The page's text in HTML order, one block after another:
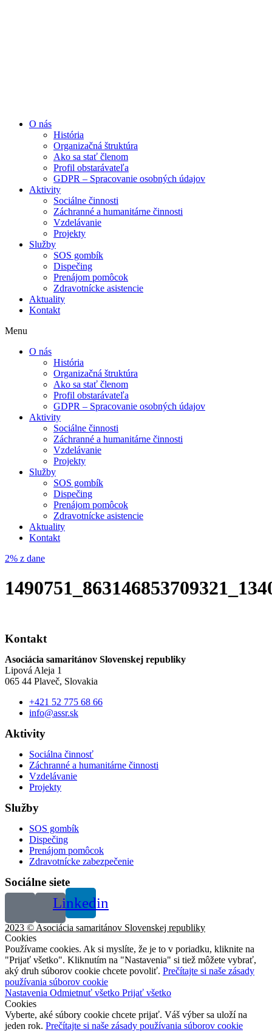
O nás
História
Organizačná štruktúra
Ako sa stať členom
Profil obstarávateľa
GDPR – Spracovanie osobných údajov
Aktivity
Sociálne činnosti
Záchranné a humanitárne činnosti
Vzdelávanie
Projekty
Služby
SOS gombík
Dispečing
Prenájom pomôcok
Zdravotnícke asistencie
Aktuality
Kontakt
Menu
O nás
História
Organizačná štruktúra
Ako sa stať členom
Profil obstarávateľa
GDPR – Spracovanie osobných údajov
Aktivity
Sociálne činnosti
Záchranné a humanitárne činnosti
Vzdelávanie
Projekty
Služby
SOS gombík
Dispečing
Prenájom pomôcok
Zdravotnícke asistencie
Aktuality
Kontakt
2% z dane
Kontakt
Asociácia samaritánov Slovenskej republiky
Lipová Aleja 1
065 44 Plaveč, Slovakia
+421 52 775 68 66
info@assr.sk
Aktivity
Sociálna činnosť
Záchranné a humanitárne činnosti
Vzdelávanie
Projekty
Služby
SOS gombík
Dispečing
Prenájom pomôcok
Zdravotnícke zabezpečenie
Sociálne siete
Linkedin
2023 © Asociácia samaritánov Slovenskej republiky
Cookies
Používame cookies. Ak si myslíte, že je to v poriadku, kliknite na
"Prijať všetko". Kliknutím na "Nastavenia" si tiež môžete vybrať,
aký druh súborov cookie chcete povoliť. Prečítajte si naše zásady
používania súborov cookie
Nastavenia Odmietnuť všetko Prijať všetko
Cookies
Vyberte, aké súbory cookie chcete prijať. Váš výber sa uloží na
jeden rok. Prečítajte si naše zásady používania súborov cookie